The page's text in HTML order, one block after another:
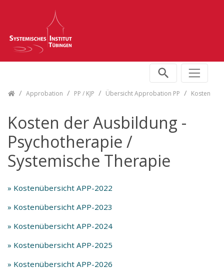
Skip navigation
Approbation PP / KJP Übersicht Approbation PP Kosten
Kosten der Ausbildung -
Psychotherapie /
Systemische Therapie
» Kostenübersicht APP-2022
» Kostenübersicht APP-2023
» Kostenübersicht APP-2024
» Kostenübersicht APP-2025
» Kostenübersicht APP-2026